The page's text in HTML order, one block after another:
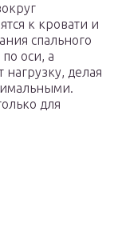
к кровати и
спального
оси, а
делая
для